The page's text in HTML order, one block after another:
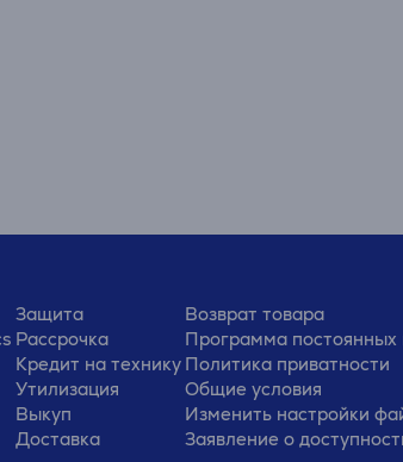
Защита
Рассрочка
Кредит на технику
Утилизация
Выкуп
Доставка
Возврат товара
Программа постоянных
Политика приватности
Общие условия
Изменить настройки
Заявление о